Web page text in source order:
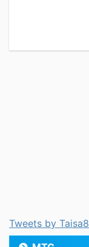
Tweets by